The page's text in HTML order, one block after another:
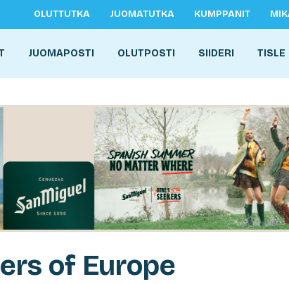
OLUTTUTKA JUOMATUTKA KUMPPANIT
JUOMAPOSTI OLUTPOSTI SIIDERI TISLE
of Europe